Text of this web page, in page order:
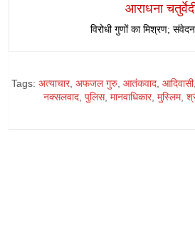
आराधना
विरोधी गुणों का मिश्रण;
Tags: अत्याचार, अफजल गुरु, आतंकवाद, आदिवासी,
नक्सलवाद, पुलिस, मानवाधिकार, मुस्लिम,